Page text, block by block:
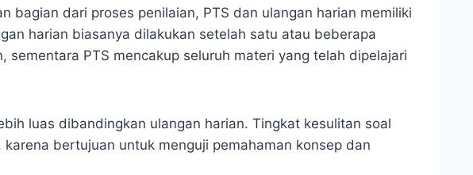
bagian dari proses penilaian, PTS dan ulangan harian memiliki
harian biasanya dilakukan setelah satu atau beberapa
sementara PTS mencakup seluruh materi yang telah dipelajari
luas dibandingkan ulangan harian. Tingkat kesulitan soal
bertujuan untuk menguji pemahaman konsep dan